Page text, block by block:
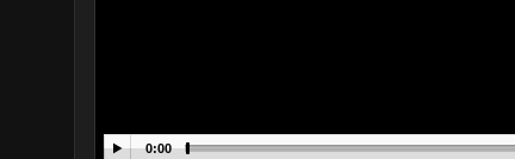
0:00